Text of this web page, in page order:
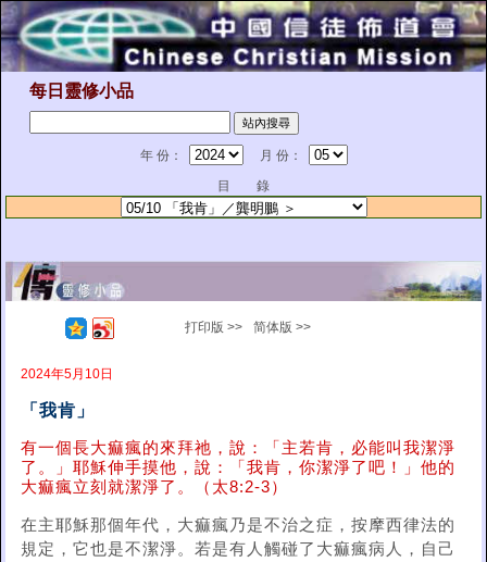
每日靈修小品
年 份：
月 份：
目 錄
打印版 >> 简体版 >>
2024年5月10日
「我肯」
有一個長大痲瘋的來拜祂，說：「主若肯，必能叫我潔淨
了。」耶穌伸手摸他，說：「我肯，你潔淨了吧！」他的
大痲瘋立刻就潔淨了。（太8:2-3）
在主耶穌那個年代，大痲瘋乃是不治之症，按摩西律法的
規定，它也是不潔淨。若是有人觸碰了大痲瘋病人，自己